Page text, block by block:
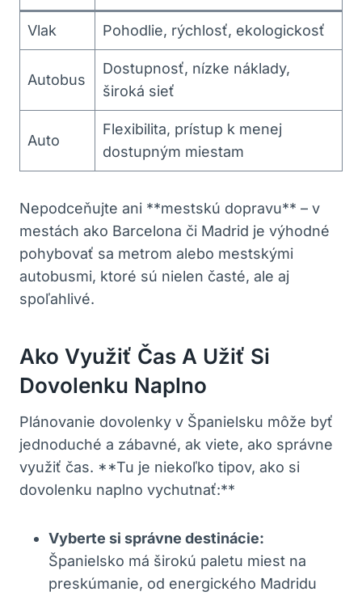
Vlak Pohodlie, rýchlosť, ekologickosť
Autobus
Dostupnosť, nízke náklady,
široká sieť
Auto
Flexibilita, prístup k menej
dostupným miestam
Nepodceňujte ani **mestskú dopravu** – v
mestách ako Barcelona či Madrid je výhodné
pohybovať sa metrom alebo mestskými
autobusmi, ktoré sú nielen časté, ale aj
spoľahlivé.
Ako Využiť Čas A Užiť Si
Dovolenku Naplno
Plánovanie dovolenky v Španielsku môže byť
jednoduché a zábavné, ak viete, ako správne
využiť čas. **Tu je niekoľko tipov, ako si
dovolenku naplno vychutnať:**
Vyberte si správne destinácie:
Španielsko má širokú paletu miest na
preskúmanie, od energického Madridu